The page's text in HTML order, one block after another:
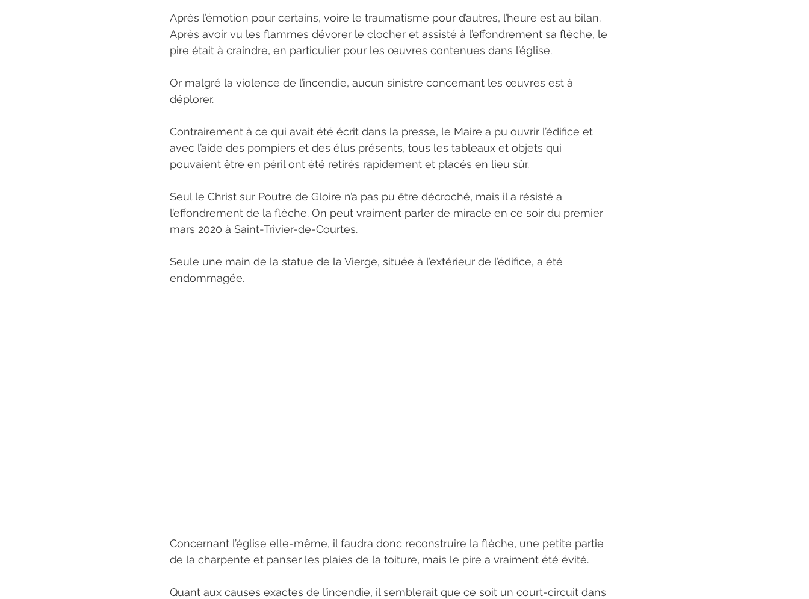
Après l’émotion pour certains, voire le traumatisme pour d’autres, l’heure est au bilan.
Après avoir vu les flammes dévorer le clocher et assisté à l’effondrement sa flèche, le
pire était à craindre, en particulier pour les œuvres contenues dans l’église.
Or malgré la violence de l’incendie, aucun sinistre concernant les œuvres est à
déplorer.
Contrairement à ce qui avait été écrit dans la presse, le Maire a pu ouvrir l’édifice et
avec l’aide des pompiers et des élus présents, tous les tableaux et objets qui
pouvaient être en péril ont été retirés rapidement et placés en lieu sûr.
Seul le Christ sur Poutre de Gloire n’a pas pu être décroché, mais il a résisté a
l’effondrement de la flèche. On peut vraiment parler de miracle en ce soir du premier
mars 2020 à Saint-Trivier-de-Courtes.
Seule une main de la statue de la Vierge, située à l’extérieur de l’édifice, a été
endommagée.
Concernant l’église elle-même, il faudra donc reconstruire la flèche, une petite partie
de la charpente et panser les plaies de la toiture, mais le pire a vraiment été évité.
Quant aux causes exactes de l’incendie, il semblerait que ce soit un court-circuit dans